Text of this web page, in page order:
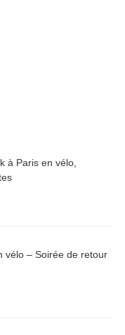
à Paris en vélo,
vélo – Soirée de retour